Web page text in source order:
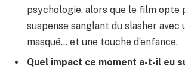
psychologie, alors que le film opte
suspense sanglant du slasher avec
masqué… et une touche d’enfance.
Quel impact ce moment a-t-il eu